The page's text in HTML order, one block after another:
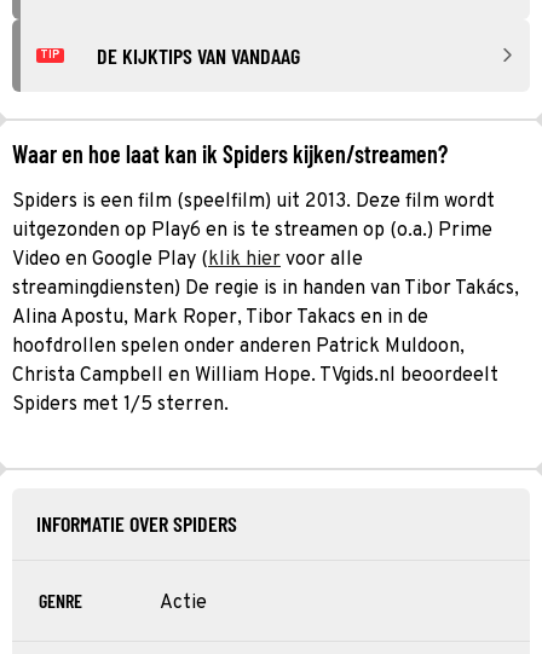
TIP DE KIJKTIPS VAN VANDAAG
Waar en hoe laat kan ik Spiders kijken/streamen?
Spiders is een film (speelfilm) uit 2013. Deze film wordt
uitgezonden op Play6 en is te streamen op (o.a.) Prime
Video en Google Play (klik hier voor alle
streamingdiensten) De regie is in handen van Tibor Takács,
Alina Apostu, Mark Roper, Tibor Takacs en in de
hoofdrollen spelen onder anderen Patrick Muldoon,
Christa Campbell en William Hope. TVgids.nl beoordeelt
Spiders met 1/5 sterren.
INFORMATIE OVER SPIDERS
GENRE Actie